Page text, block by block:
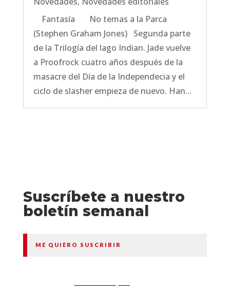
Fantasía No temas a la Parca
(Stephen Graham Jones) Segunda parte
de la Trilogía del lago Indian. Jade vuelve
a Proofrock cuatro años después de la
masacre del Día de la Independecia y el
ciclo de slasher empieza de nuevo. Han...
Suscríbete a nuestro
boletín semanal
ME QUIERO SUSCRIBIR